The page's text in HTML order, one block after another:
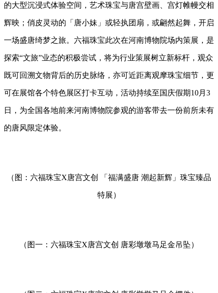
的大型沉浸式体验空间，艺术珠宝与唐宫壁画、宫灯帷幔交相
辉映；俏皮灵动的「唐小妹」或轻执团扇，或翩然起舞，开启
一场盛唐绮梦之旅。六福珠宝此次在河南博物院场内策展，是
探索“文旅”业态的积极尝试，将为行业策展树立新标杆，观众
既可回溯文物背后的历史脉络，亦可近距离观摩珠宝细节，更
可在展馆各个特色展区打卡互动，活动持续至国庆假期10月3
日，为全国各地前来河南博物院参观的游客带去一份前所未有
的唐风限定体验。
（图：六福珠宝X唐宫文创 「福满盛唐 潮起新辉」珠宝臻品
特展）
（图一：六福珠宝X唐宫文创 唐彩墩墩马足金吊坠）